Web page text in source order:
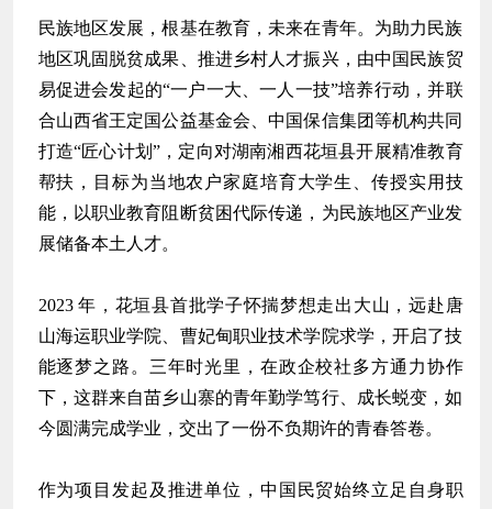
民族地区发展，根基在教育，未来在青年。为助力民族
地区巩固脱贫成果、推进乡村人才振兴，由中国民族贸
易促进会发起的“一户一大、一人一技”培养行动，并联
合山西省王定国公益基金会、中国保信集团等机构共同
打造“匠心计划”，定向对湖南湘西花垣县开展精准教育
帮扶，目标为当地农户家庭培育大学生、传授实用技
能，以职业教育阻断贫困代际传递，为民族地区产业发
展储备本土人才。
2023 年，花垣县首批学子怀揣梦想走出大山，远赴唐
山海运职业学院、曹妃甸职业技术学院求学，开启了技
能逐梦之路。三年时光里，在政企校社多方通力协作
下，这群来自苗乡山寨的青年勤学笃行、成长蜕变，如
今圆满完成学业，交出了一份不负期许的青春答卷。
作为项目发起及推进单位，中国民贸始终立足自身职